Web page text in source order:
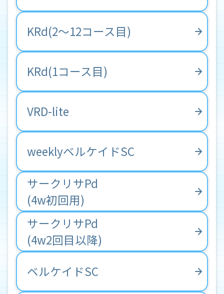
緩和ケア外科 整形外科
歯科・歯科口腔外科 麻酔科
がん相談支援センター (地域連携室・MSW)
教育計画
就職説明会のご案内
採用試験のご案内
KRd(2～12コース目)
KRd(1コース目)
VRD-lite
weeklyベルケイドSC
サークリサPd
(4w初回用)
サークリサPd
(4w2回目以降)
ベルケイドSC